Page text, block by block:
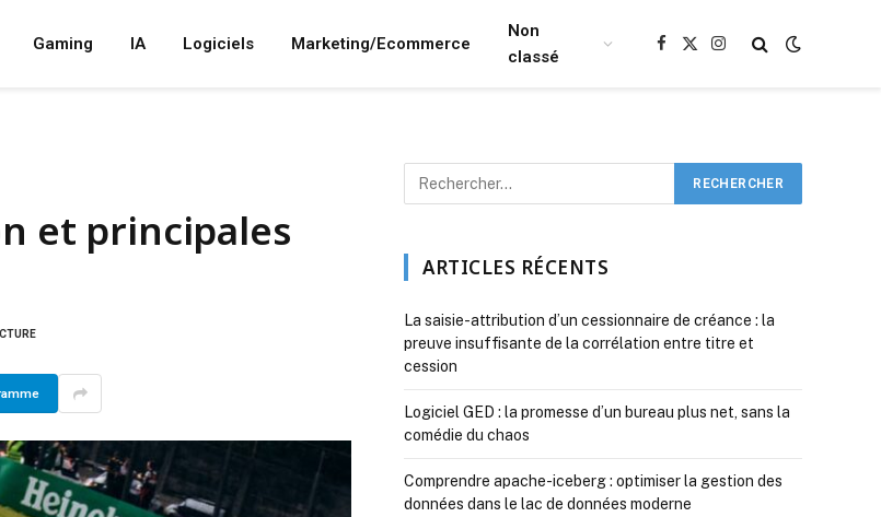
Gaming IA Logiciels Marketing/Ecommerce
Non
classé
Facebook
X
Instagram
et principales
ARTICLES RÉCENTS
La saisie-attribution d’un cessionnaire de créance : la
preuve insuffisante de la corrélation entre titre et
cession
Logiciel GED : la promesse d’un bureau plus net, sans la
comédie du chaos
Comprendre apache-iceberg : optimiser la gestion des
données dans le lac de données moderne